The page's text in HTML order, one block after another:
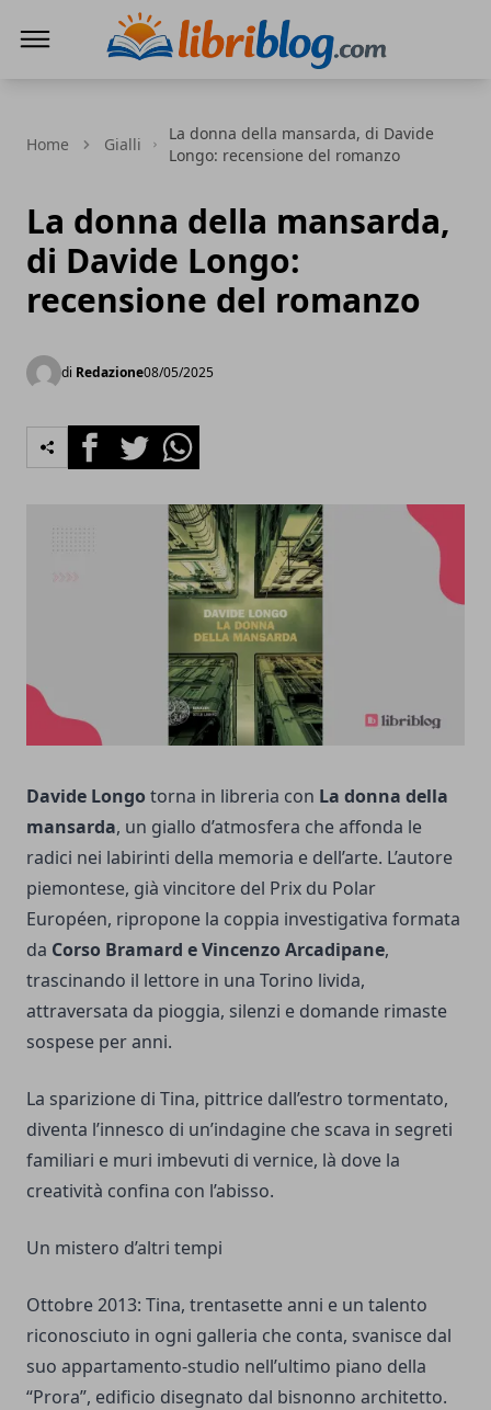
Home Gialli
La donna della mansarda, di Davide
Longo: recensione del romanzo
La donna della mansarda,
di Davide Longo:
recensione del romanzo
di Redazione08/05/2025
FacebookTwitterWhatsapp
Davide Longo torna in libreria con La donna della
mansarda, un giallo d’atmosfera che affonda le
radici nei labirinti della memoria e dell’arte. L’autore
piemontese, già vincitore del Prix du Polar
Européen, ripropone la coppia investigativa formata
da Corso Bramard e Vincenzo Arcadipane,
trascinando il lettore in una Torino livida,
attraversata da pioggia, silenzi e domande rimaste
sospese per anni.
La sparizione di Tina, pittrice dall’estro tormentato,
diventa l’innesco di un’indagine che scava in segreti
familiari e muri imbevuti di vernice, là dove la
creatività confina con l’abisso.
Un mistero d’altri tempi
Ottobre 2013: Tina, trentasette anni e un talento
riconosciuto in ogni galleria che conta, svanisce dal
suo appartamento-studio nell’ultimo piano della
“Prora”, edificio disegnato dal bisnonno architetto.